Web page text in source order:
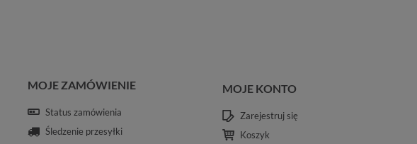
MOJE ZAMÓWIENIE
Status zamówienia
Śledzenie przesyłki
MOJE KONTO
Zarejestruj się
Koszyk